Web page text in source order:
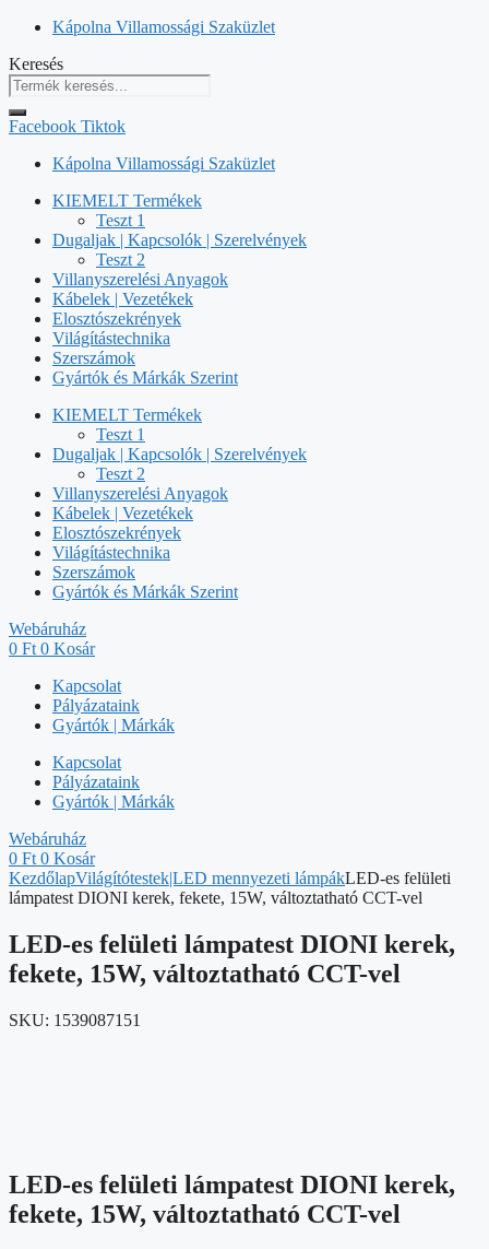
Kilépés
tartalomba
Kápolna Villamossági Szaküzlet
Keresés
Facebook Tiktok
Kápolna Villamossági Szaküzlet
KIEMELT Termékek
Teszt 1
Dugaljak | Kapcsolók | Szerelvények
Teszt 2
Villanyszerelési Anyagok
Kábelek | Vezetékek
Elosztószekrények
Világítástechnika
Szerszámok
Gyártók és Márkák Szerint
KIEMELT Termékek
Teszt 1
Dugaljak | Kapcsolók | Szerelvények
Teszt 2
Villanyszerelési Anyagok
Kábelek | Vezetékek
Elosztószekrények
Világítástechnika
Szerszámok
Gyártók és Márkák Szerint
Webáruház
0 Ft 0 Kosár
Kapcsolat
Pályázataink
Gyártók | Márkák
Kapcsolat
Pályázataink
Gyártók | Márkák
Webáruház
0 Ft 0 Kosár
KezdőlapVilágítótestek|LED mennyezeti lámpákLED-es felületi
lámpatest DIONI kerek, fekete, 15W, változtatható CCT-vel
LED-es felületi lámpatest DIONI kerek,
fekete, 15W, változtatható CCT-vel
SKU: 1539087151
LED-es felületi lámpatest DIONI kerek,
fekete, 15W, változtatható CCT-vel